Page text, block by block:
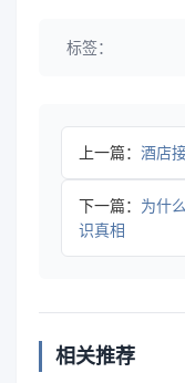
标签：
上一篇： 酒店
下一篇： 为什
识真相
相关推荐